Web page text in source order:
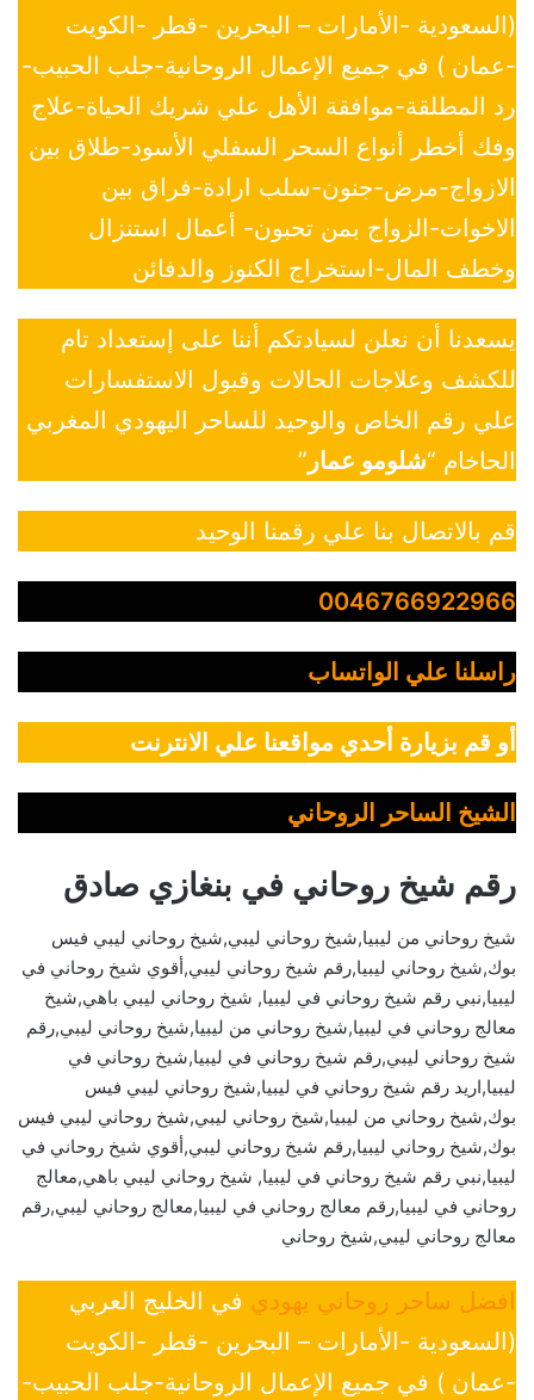
(السعودية -الأمارات – البحرين -قطر -الكويت
-عمان ) في جميع الإعمال الروحانية-جلب الحبيب-
رد المطلقة-موافقة الأهل علي شريك الحياة-علاج
وفك أخطر أنواع السحر السفلي الأسود-طلاق بين
الازواج-مرض-جنون-سلب ارادة-فراق بين
الاخوات-الزواج بمن تحبون- أعمال استنزال
وخطف المال-استخراج الكنوز والدفائن
يسعدنا أن نعلن لسيادتكم أننا على إستعداد تام
للكشف وعلاجات الحالات وقبول الاستفسارات
علي رقم الخاص والوحيد للساحر اليهودي المغربي
الحاخام “شلومو عمار ”
قم بالاتصال بنا علي رقمنا الوحيد
0046766922966
راسلنا علي الواتساب
أو قم بزيارة أحدي مواقعنا علي الانترنت
الشيخ الساحر الروحاني
رقم شيخ روحاني في بنغازي صادق
شيخ روحاني من ليبيا,شيخ روحاني ليبي,شيخ روحاني ليبي فيس
بوك,شيخ روحاني ليبيا,رقم شيخ روحاني ليبي,أقوي شيخ روحاني في
ليبيا,نبي رقم شيخ روحاني في ليبيا, شيخ روحاني ليبي باهي,شيخ
معالج روحاني في ليبيا,شيخ روحاني من ليبيا,شيخ روحاني ليبي,رقم
شيخ روحاني ليبي,رقم شيخ روحاني في ليبيا,شيخ روحاني في
ليبيا,اريد رقم شيخ روحاني في ليبيا,شيخ روحاني ليبي فيس
بوك,شيخ روحاني من ليبيا,شيخ روحاني ليبي,شيخ روحاني ليبي فيس
بوك,شيخ روحاني ليبيا,رقم شيخ روحاني ليبي,أقوي شيخ روحاني في
ليبيا,نبي رقم شيخ روحاني في ليبيا, شيخ روحاني ليبي باهي,معالج
روحاني في ليبيا,رقم معالج روحاني في ليبيا,معالج روحاني ليبي,رقم
معالج روحاني ليبي,شيخ روحاني
افضل ساحر روحاني يهودي في الخليج العربي
(السعودية -الأمارات – البحرين -قطر -الكويت
-عمان ) في جميع الإعمال الروحانية-جلب الحبيب-